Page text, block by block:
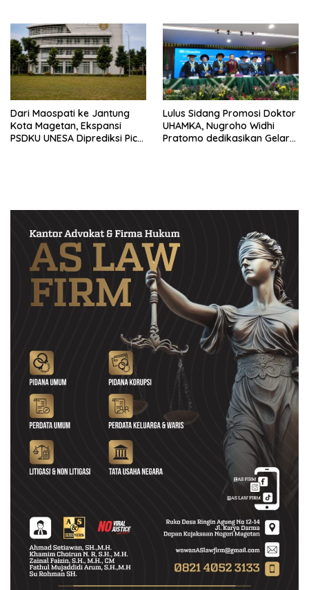
Dari Maospati ke Jantung
Kota Magetan, Ekspansi
PSDKU UNESA Diprediksi Picu
Lulus Sidang Promosi Doktor
UHAMKA, Nugroho Widhi
Pratomo dedikasikan Gelar